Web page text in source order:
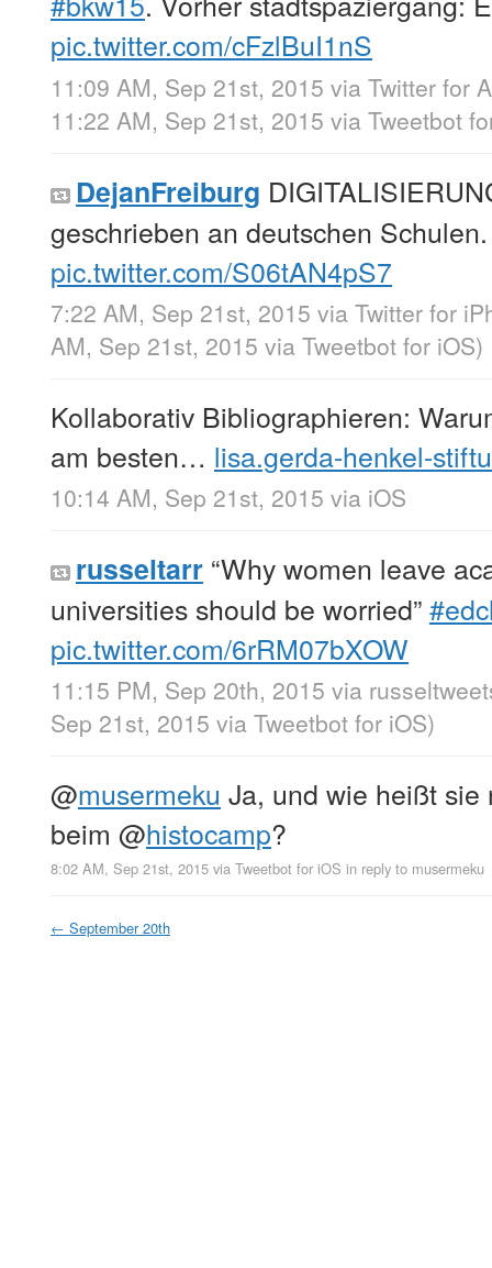
pic.twitter.com/cFzlBuI1nS
11:09 AM, Sep 21st, 2015 via Twitter for
11:22 AM, Sep 21st, 2015 via Tweetbot
DejanFreiburg
geschrieben an deutschen
pic.twitter.com/S06tAN4pS7
7:22 AM, Sep 21st, 2015 via Twitter for
AM, Sep 21st, 2015 via Tweetbot for iΟS)
Kollaborativ Bibliographieren:
am besten… lisa.gerda-henkel-
10:14 AM, Sep 21st, 2015 via iOS
russeltarr “Why women leave
universities should be worried”
pic.twitter.com/6rRM07bXOW
11:15 PM, Sep 20th, 2015 via
Sep 21st, 2015 via Tweetbot for iΟS)
@musermeku Ja, und wie heißt
beim @histocamp?
8:02 AM, Sep 21st, 2015 via Tweetbot for iΟS in reply to musermeku
← September 20th